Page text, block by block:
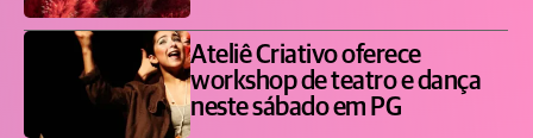
Ateliê Criativo oferece
workshop de teatro e dança
neste sábado em PG